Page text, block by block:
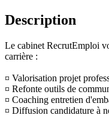
Description
Le cabinet RecrutEmploi
carrière :
¤ Valorisation projet
¤ Refonte outils de
¤ Coaching entretien
¤ Diffusion candidature à